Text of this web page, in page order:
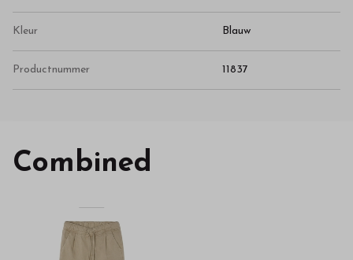
Kleur Blauw
Productnummer 11837
Combined